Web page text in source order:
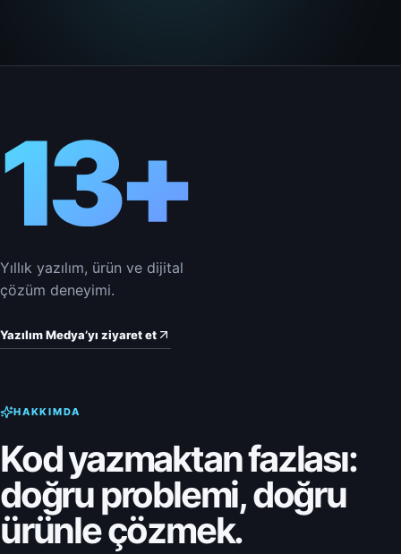
13+
Yıllık yazılım, ürün ve dijital
çözüm deneyimi.
Yazılım Medya’yı ziyaret et
HAKKIMDA
Kod yazmaktan fazlası:
doğru problemi, doğru
ürünle çözmek.